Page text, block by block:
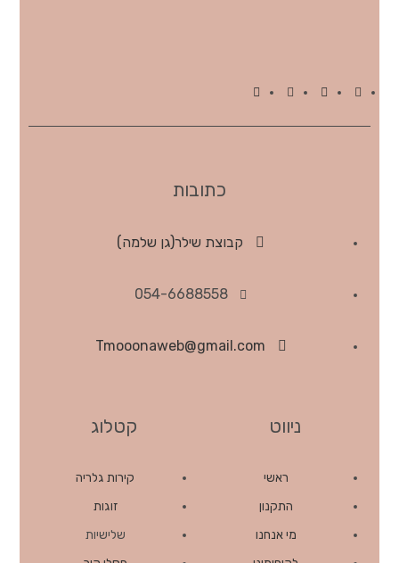
כתובות
קבוצת שילר(גן שלמה)
054-6688558
Tmooonaweb@gmail.com
ניווט
ראשי
התקנון
מי אנחנו
קטלוג
קירות גלריה
זוגות
שלישיות